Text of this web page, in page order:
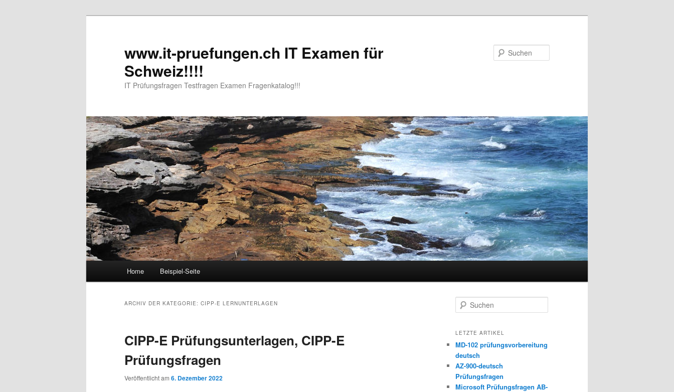
www.it-pruefungen.ch IT Examen für
Schweiz!!!!
IT Prüfungsfragen Testfragen Examen Fragenkatalog!!!
Zum Inhalt wechseln
Zum sekundären Inhalt wechseln
Home Beispiel-Seite
ARCHIV DER KATEGORIE: CIPP-E LERNUNTERLAGEN
CIPP-E Prüfungsunterlagen, CIPP-E
Prüfungsfragen
Veröffentlicht am 6. Dezember 2022
Suchen
LETZTE ARTIKEL
MD-102 prüfungsvorbereitung
deutsch
AZ-900-deutsch
Prüfungsfragen
Microsoft Prüfungsfragen AB-